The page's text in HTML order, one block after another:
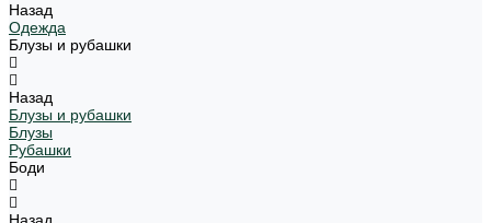
Назад
Одежда
Блузы и рубашки
Назад
Блузы и рубашки
Блузы
Рубашки
Боди